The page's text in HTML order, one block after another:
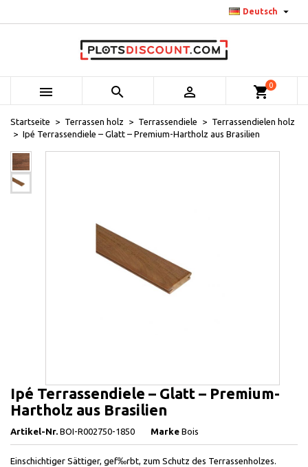
Deutsch 
   shopping_cart0
Startseite Terrassen holz Terrassendiele
Terrassendielen holz
Ipé Terrassendiele – Glatt – Premium-Hartholz aus Brasilien
Ipé Terrassendiele – Glatt – Premium-
Hartholz aus Brasilien
Artikel-Nr. BOI-R002750-1850 Marke Bois
Einschichtiger Sättiger, gef‰rbt, zum Schutz des Terrassenholzes.